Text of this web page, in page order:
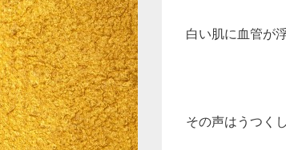
白い肌に血管が
その声はうつく